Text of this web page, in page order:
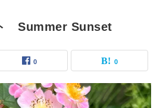
Summer Sunset
0 0